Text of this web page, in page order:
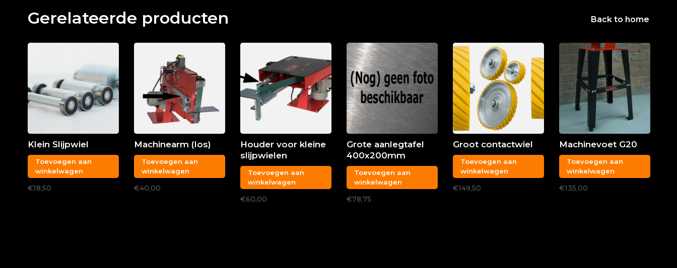
Gerelateerde producten Back to home
Klein Slijpwiel
Toevoegen aan
winkelwagen
€18,50
Machinearm (los)
Toevoegen aan
winkelwagen
€40,00
Houder voor kleine
slijpwielen
Toevoegen aan
winkelwagen
€60,00
Grote aanlegtafel
400x200mm
Toevoegen aan
winkelwagen
€78,75
Groot contactwiel
Toevoegen aan
winkelwagen
€149,50
Machinevoet G20
Toevoegen aan
winkelwagen
€135,00